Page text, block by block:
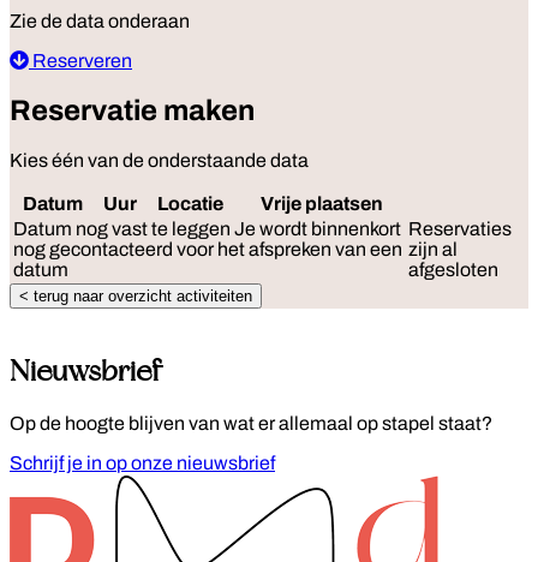
Zie de data onderaan
Reserveren
Reservatie maken
Kies één van de onderstaande data
Datum Uur Locatie Vrije plaatsen
Datum nog vast te leggen Je wordt binnenkort
nog gecontacteerd voor het afspreken van een
datum
Reservaties
zijn al
afgesloten
< terug naar overzicht activiteiten
Nieuwsbrief
Op de hoogte blijven van wat er allemaal op stapel staat?
Schrijf je in op onze nieuwsbrief